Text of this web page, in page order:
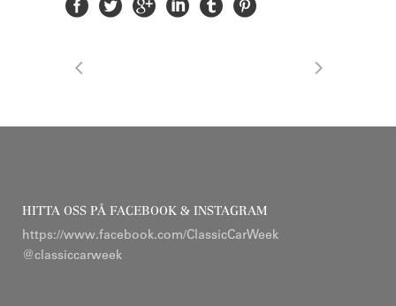
HITTA OSS PÅ FACEBOOK & INSTAGRAM
https://www.facebook.com/ClassicCarWeek
@classiccarweek